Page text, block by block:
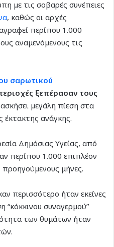
με τις σοβαρές συνέπειες
, καθώς οι αρχές
περίπου 1.000
αναμενόμενους τις
σαρωτικού
ξεπέρασαν τους
μεγάλη πίεση στα
έκτακτης ανάγκης.
Δημόσιας Υγείας, από
περίπου 1.000 επιπλέον
προηγούμενους μήνες.
περισσότερο ήταν εκείνες
“κόκκινου συναγερμού”
των θυμάτων ήταν